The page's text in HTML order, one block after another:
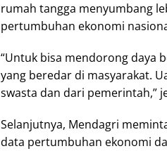
rumah tangga menyumbang
pertumbuhan ekonomi
“Untuk bisa mendorong daya
yang beredar di masyarakat.
swasta dan dari pemerintah,”
Selanjutnya, Mendagri
data pertumbuhan ekonomi